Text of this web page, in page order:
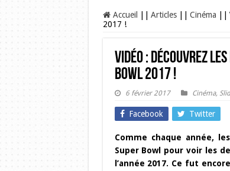
Accueil Articles Cinéma
2017 !
Vidéo : Découvrez
Bowl 2017 !
6 février 2017 Cinéma,
Facebook Twitter
Comme chaque année,
Super Bowl pour voir les
l’année 2017. Ce fut